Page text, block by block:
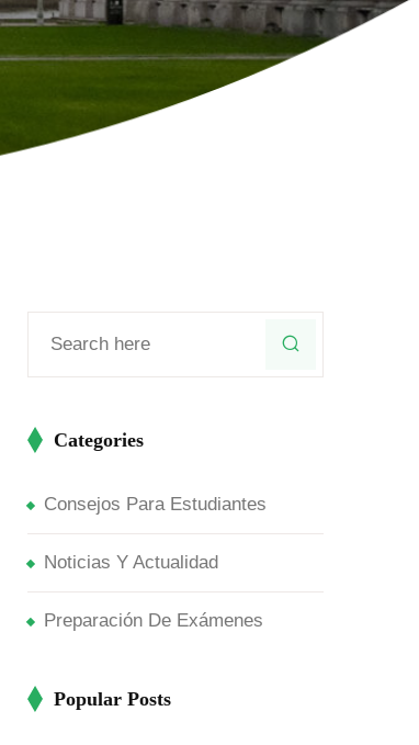
Categories
Consejos Para Estudiantes
Noticias Y Actualidad
Preparación De Exámenes
Popular Posts